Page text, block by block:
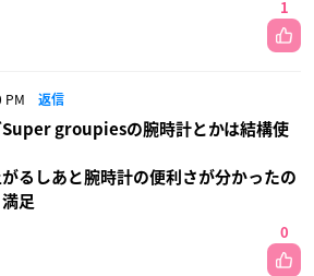
1
PM 返信
Super groupiesの腕時計とかは結構使
るしあと腕時計の便利さが分かったの
足
0